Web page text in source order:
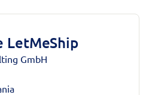
LetMeShip
GmbH